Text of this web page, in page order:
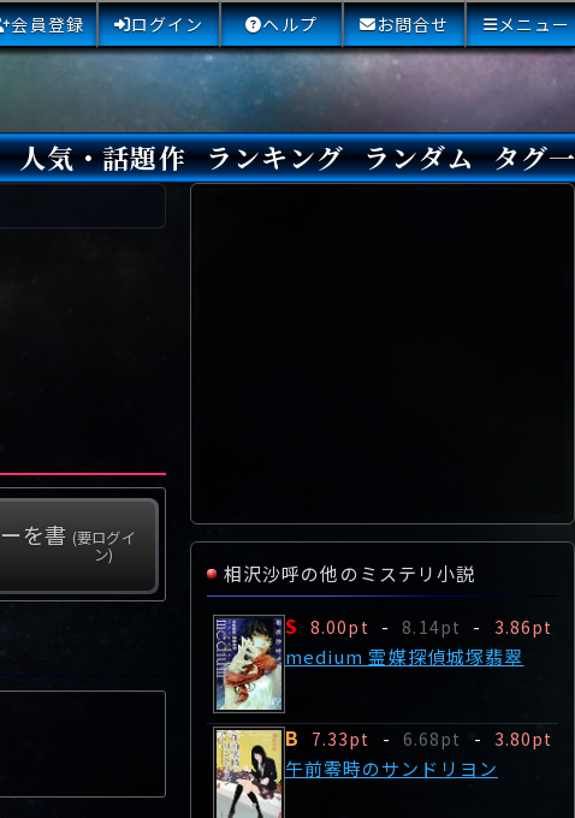
会員登録 ログイン ヘルプ お問合せ メニュー
人気・話題作 ランキング ランダム タグ
を書 (要ログイ
ン)
相沢沙呼の他のミステリ小説
S 8.00pt - 8.14pt - 3.86pt
medium 霊媒探偵城塚翡翠
B 7.33pt - 6.68pt - 3.80pt
午前零時のサンドリヨン